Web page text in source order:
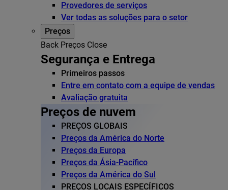
Provedores de serviços
Ver todas as soluções para o setor
Preços
Back Preços Close
Segurança e Entrega
Primeiros passos
Entre em contato com a equipe de vendas
Avaliação gratuita
Preços de nuvem
PREÇOS GLOBAIS
Preços da América do Norte
Preços da Europa
Preços da Ásia-Pacífico
Preços da América do Sul
PREÇOS LOCAIS ESPECÍFICOS